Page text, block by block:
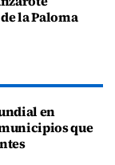
la Paloma
en
que